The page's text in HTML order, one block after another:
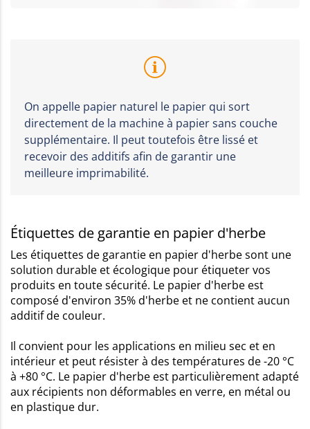
On appelle papier naturel le papier qui sort
directement de la machine à papier sans couche
supplémentaire. Il peut toutefois être lissé et
recevoir des additifs afin de garantir une
meilleure imprimabilité.
Étiquettes de garantie en papier d'herbe
Les étiquettes de garantie en papier d'herbe sont une
solution durable et écologique pour étiqueter vos
produits en toute sécurité. Le papier d'herbe est
composé d'environ 35% d'herbe et ne contient aucun
additif de couleur.
Il convient pour les applications en milieu sec et en
intérieur et peut résister à des températures de -20 °C
à +80 °C. Le papier d'herbe est particulièrement adapté
aux récipients non déformables en verre, en métal ou
en plastique dur.